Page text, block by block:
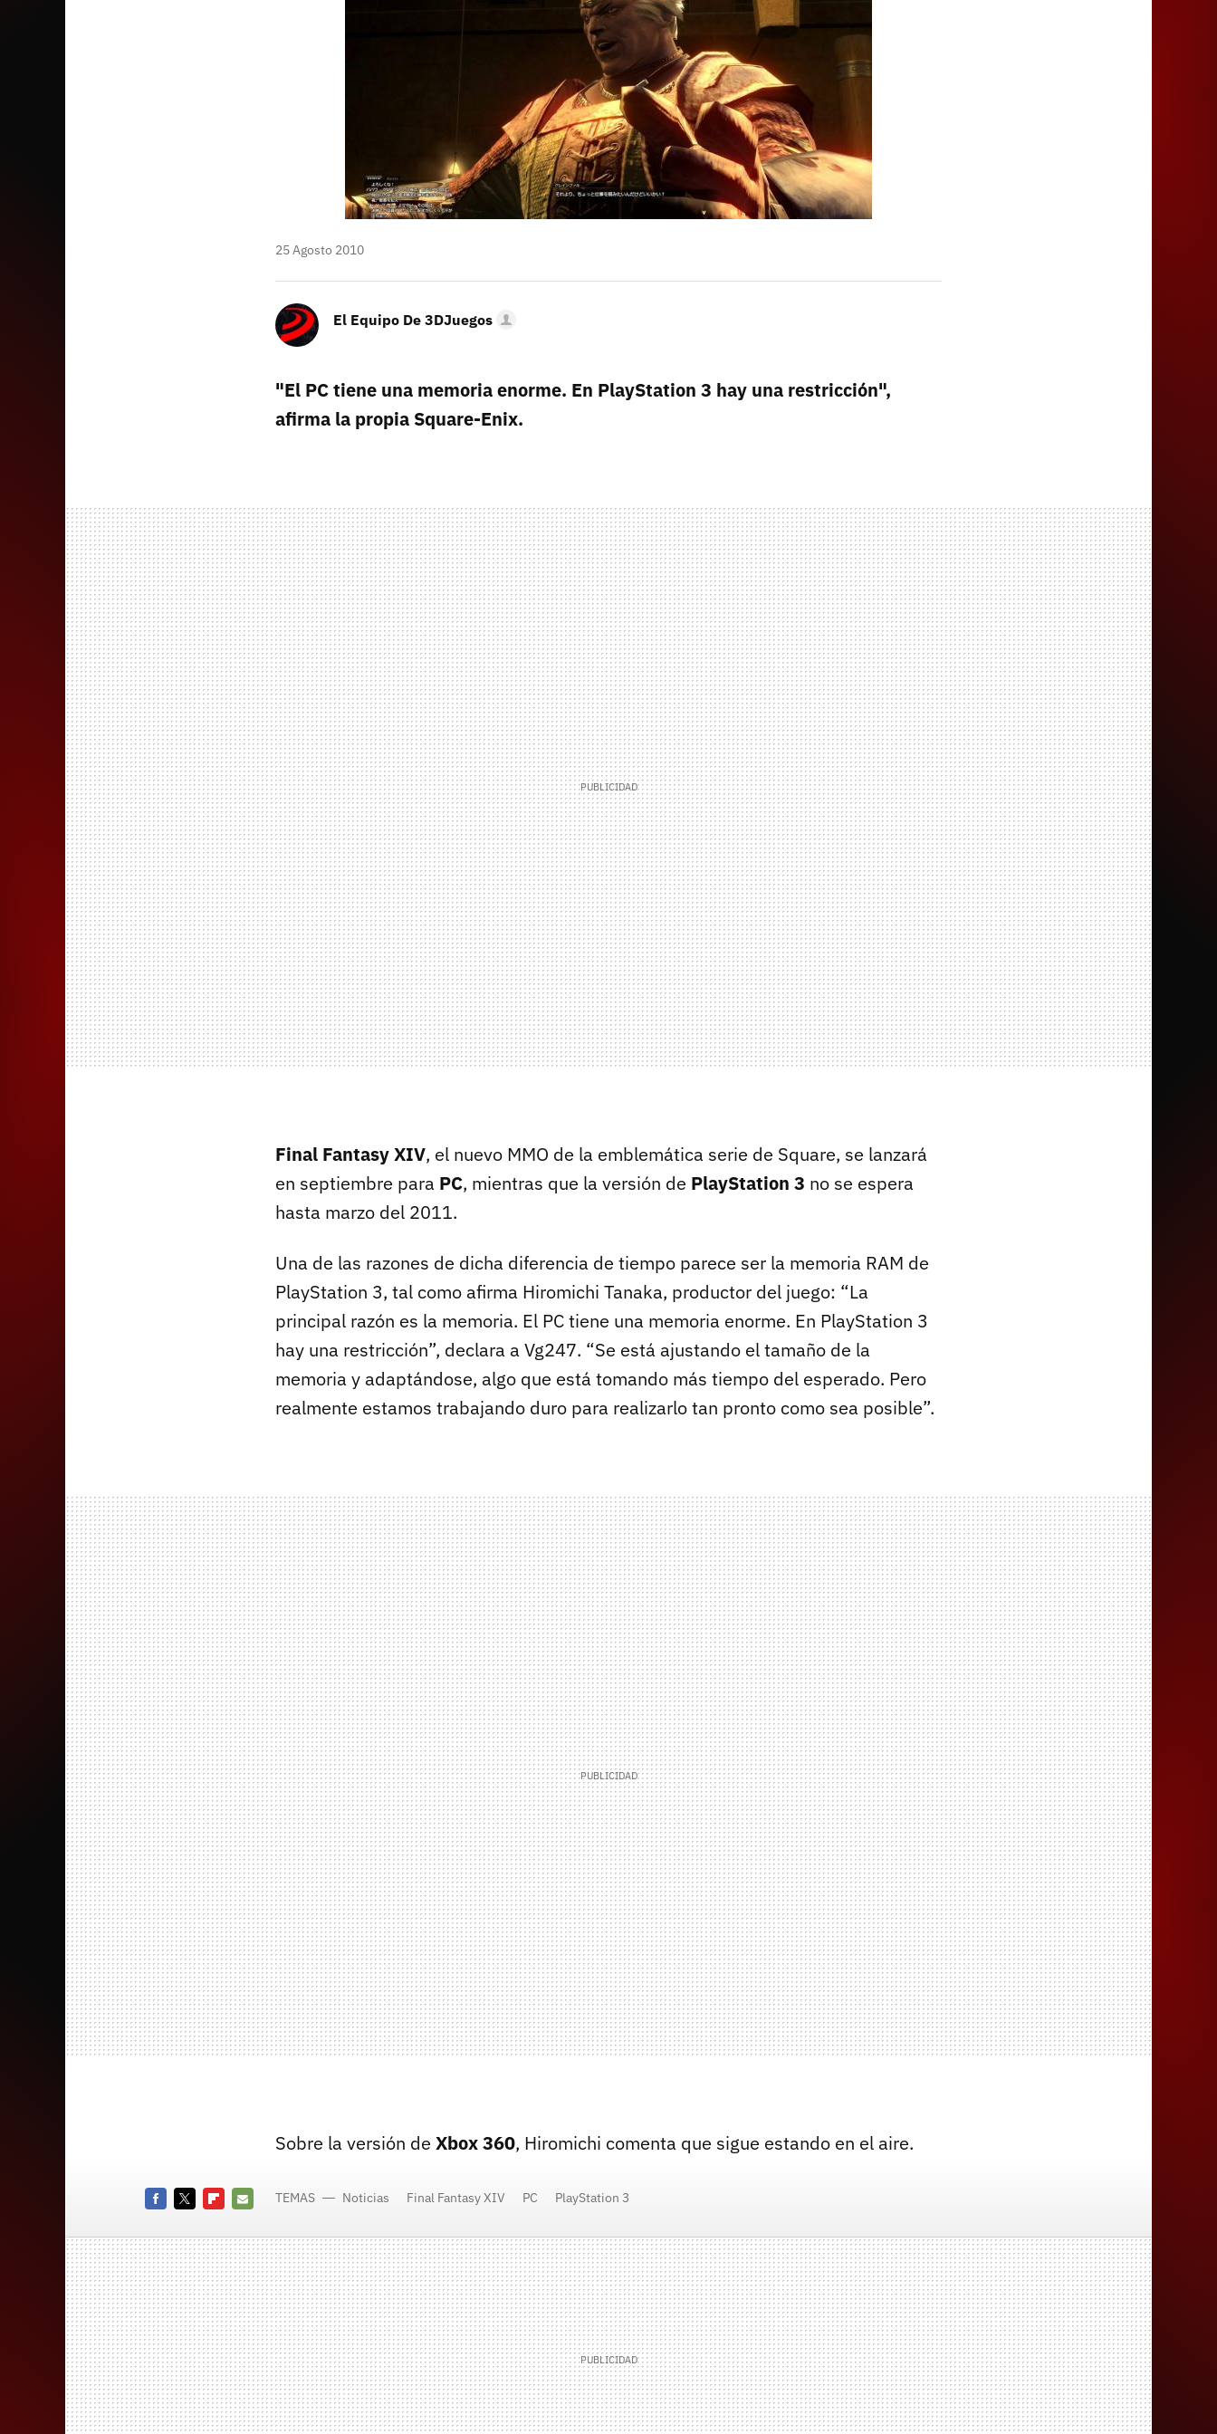
25 Agosto 2010
El Equipo De 3DJuegos
"El PC tiene una memoria enorme. En PlayStation 3 hay una restricción",
afirma la propia Square-Enix.
Final Fantasy XIV, el nuevo MMO de la emblemática serie de Square, se lanzará
en septiembre para PC, mientras que la versión de PlayStation 3 no se espera
hasta marzo del 2011.
Una de las razones de dicha diferencia de tiempo parece ser la memoria RAM de
PlayStation 3, tal como afirma Hiromichi Tanaka, productor del juego: “La
principal razón es la memoria. El PC tiene una memoria enorme. En PlayStation 3
hay una restricción”, declara a Vg247. “Se está ajustando el tamaño de la
memoria y adaptándose, algo que está tomando más tiempo del esperado. Pero
realmente estamos trabajando duro para realizarlo tan pronto como sea posible”.
Sobre la versión de Xbox 360, Hiromichi comenta que sigue estando en el aire.
mail
TEMAS Noticias Final Fantasy XIV PC PlayStation 3